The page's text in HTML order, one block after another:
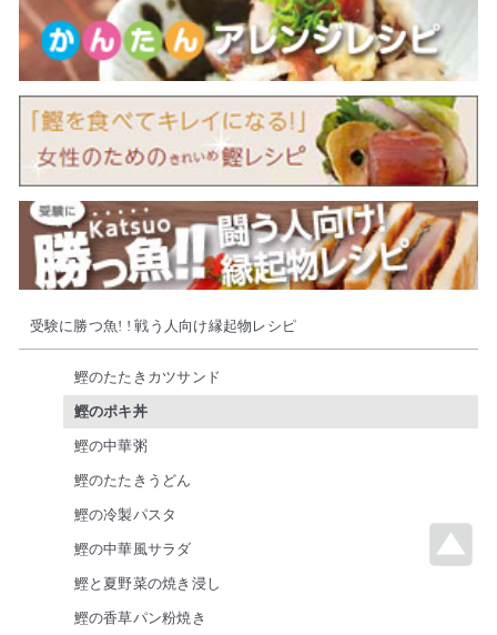
受験に勝つ魚! ! 戦う人向け縁起物レシピ
鰹のたたきカツサンド
鰹のポキ丼
鰹の中華粥
鰹のたたきうどん
鰹の冷製パスタ
鰹の中華風サラダ
鰹と夏野菜の焼き浸し
鰹の香草パン粉焼き